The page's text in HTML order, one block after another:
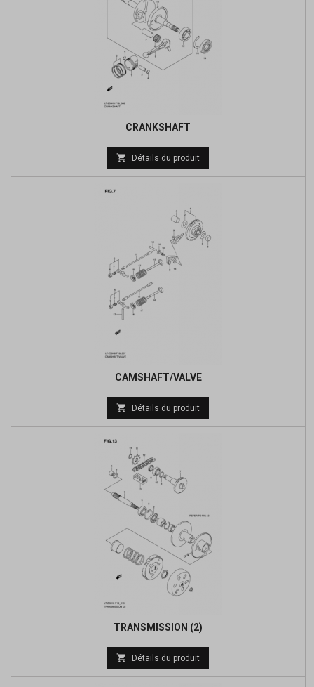
CRANKSHAFT
Prix
de
 Détails du produit
CAMSHAFT/VALVE
Prix
de
 Détails du produit
TRANSMISSION (2)
Prix
de
 Détails du produit